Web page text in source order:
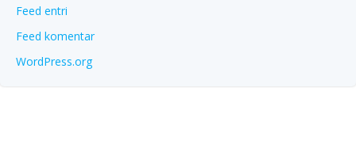
Feed entri
Feed komentar
WordPress.org